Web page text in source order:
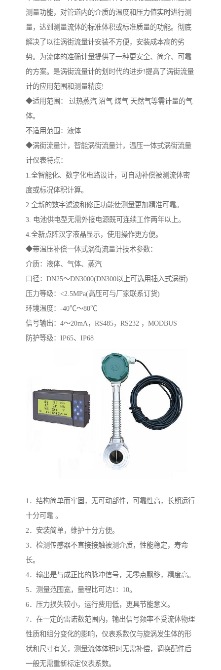
测量功能，对管道内的介质的温度和压力值实时进行测
量，达到测量流体的标准体积或标准质量的功能。彻底
解决了以往涡街流量计安装不方便，安装成本高的劣
势。为流体的准确计量提供了一种更安全、简介、可靠
的方案。是涡街流量计的划时代的进步!提高了涡街流量
计的应用范围和测量精度!
◆适用范围： 过热蒸汽 沼气 煤气 天然气等需计量的气
体。
不适用范围：液体
◆涡街流量计，智能涡街流量计，温压一体式涡街流量
计仪表特点：
1.全智能化、数字化电路设计，可自动补偿被测流体密
度或标况体积计算。
2.全新的数字滤波和修正功能使测量更加精准可靠。
3. 电池供电型无需外接电源既可连续工作两年以上。
4.全新点阵汉字液晶显示，使用操作更方便。
◆带温压补偿一体式涡街流量计技术参数：
介质：液体、气体、蒸汽
口径：DN25～DN3000(DN300以上可选用插入式涡街)
压力等级：<2.5MPa(高压可与厂家联系订货)
环境温度：-40℃～80℃
信号输出：4～20mA，RS485，RS232 ，MODBUS
防护等级：IP65、IP68
1．结构简单而牢固，无可动部件，可靠性高，长期运行
十分可靠 。
2．安装简单，维护十分方便。
3．检测传感器不直接接触被测介质，性能稳定，寿命
长。
4．输出是与成正比的脉冲信号，无零点飘移，精度高。
5．测量范围宽，量程比可达1：10。
6．压力损失较小，运行费用低，更具节能意义。
7．在一定的雷诺数范围内，输出信号频率不受流体物理
性质和组分变化的影响，仪表系数仅与旋涡发生体的形
状和尺寸有关，测量流体体积时无需补偿，调换配件后
一般无需重新标定仪表系数。